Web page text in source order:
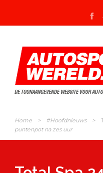
Home > #Hoofdnieuws >
puntenpot na zes uur